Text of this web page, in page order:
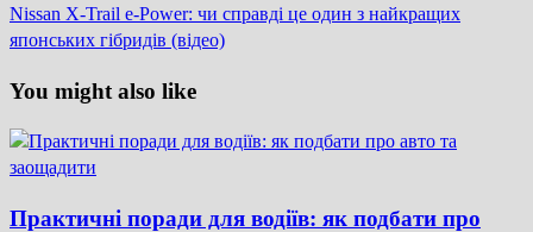
post:
Nissan X-Trail e-Power: чи справді це один з найкращих
японських гібридів (відео)
You might also like
Практичні поради для водіїв: як подбати про